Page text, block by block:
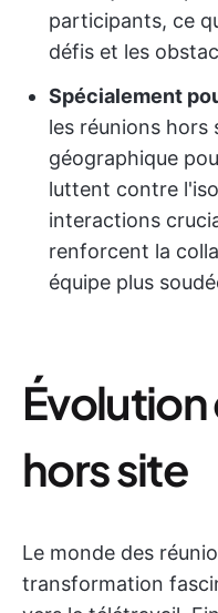
participants, ce
défis et les
Spécialement
les réunions hors
géographique
luttent contre
interactions
renforcent la
équipe plus
hors site
Le monde des
transformation